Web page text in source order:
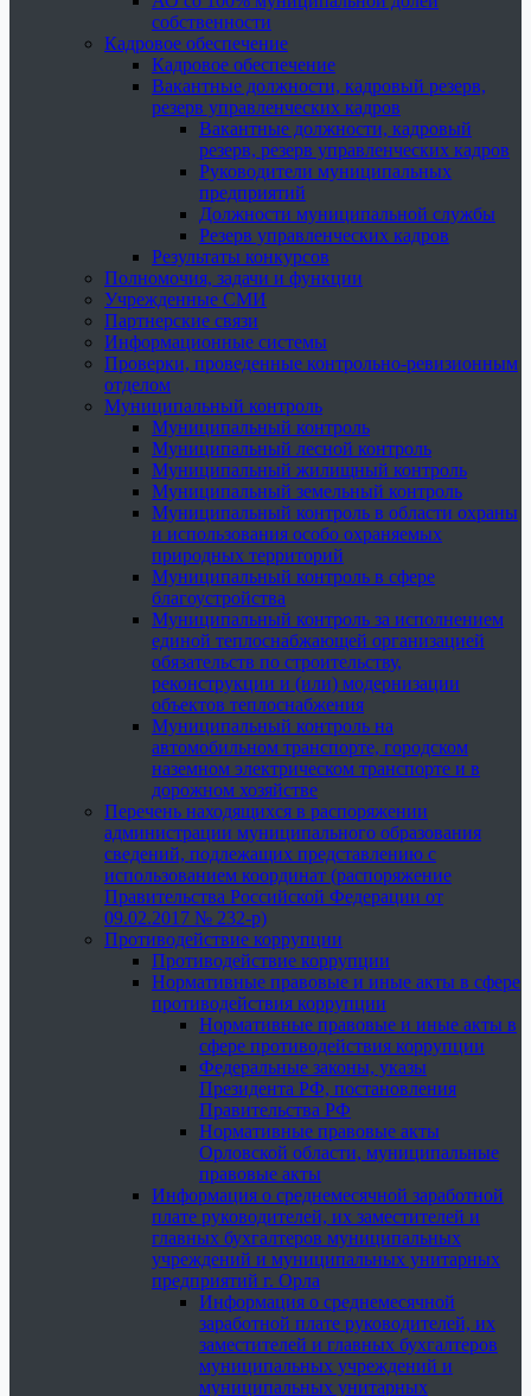
собственности
Кадровое обеспечение
Кадровое обеспечение
Вакантные должности, кадровый резерв,
резерв управленческих кадров
Вакантные должности, кадровый
резерв, резерв управленческих кадров
Руководители муниципальных
предприятий
Должности муниципальной службы
Резерв управленческих кадров
Результаты конкурсов
Полномочия, задачи и функции
Учрежденные СМИ
Партнерские связи
Информационные системы
Проверки, проведенные контрольно-ревизионным
отделом
Муниципальный контроль
Муниципальный контроль
Муниципальный лесной контроль
Муниципальный жилищный контроль
Муниципальный земельный контроль
Муниципальный контроль в области охраны
и использования особо охраняемых
природных территорий
Муниципальный контроль в сфере
благоустройства
Муниципальный контроль за исполнением
единой теплоснабжающей организацией
обязательств по строительству,
реконструкции и (или) модернизации
объектов теплоснабжения
Муниципальный контроль на
автомобильном транспорте, городском
наземном электрическом транспорте и в
дорожном хозяйстве
Перечень находящихся в распоряжении
администрации муниципального образования
сведений, подлежащих представлению с
использованием координат (распоряжение
Правительства Российской Федерации от
09.02.2017 № 232-р)
Противодействие коррупции
Противодействие коррупции
Нормативные правовые и иные акты в сфере
противодействия коррупции
Нормативные правовые и иные акты в
сфере противодействия коррупции
Федеральные законы, указы
Президента РФ, постановления
Правительства РФ
Нормативные правовые акты
Орловской области, муниципальные
правовые акты
Информация о среднемесячной заработной
плате руководителей, их заместителей и
главных бухгалтеров муниципальных
учреждений и муниципальных унитарных
предприятий г. Орла
Информация о среднемесячной
заработной плате руководителей, их
заместителей и главных бухгалтеров
муниципальных учреждений и
муниципальных унитарных